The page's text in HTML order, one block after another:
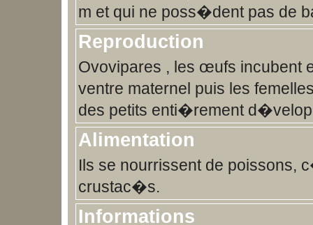
m et qui ne poss�dent pas de
Reproduction
Ovovipares , les œufs incubent
ventre maternel puis les
des petits enti�rement
Alimentation
Ils se nourrissent de poissons,
crustac�s.
Informations